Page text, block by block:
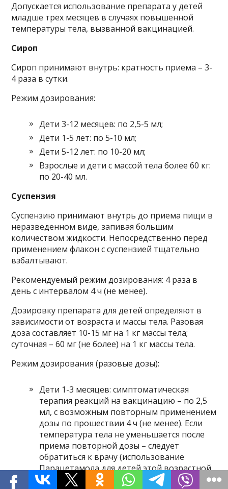
Допускается использование препарата у детей
младше трех месяцев в случаях повышенной
температуры тела, вызванной вакцинацией.
Сироп
Сироп принимают внутрь: кратность приема – 3-
4 раза в сутки.
Режим дозирования:
Дети 3-12 месяцев: по 2,5-5 мл;
Дети 1-5 лет: по 5-10 мл;
Дети 5-12 лет: по 10-20 мл;
Взрослые и дети с массой тела более 60 кг:
по 20-40 мл.
Суспензия
Суспензию принимают внутрь до приема пищи в
неразведенном виде, запивая большим
количеством жидкости. Непосредственно перед
применением флакон с суспензией тщательно
взбалтывают.
Рекомендуемый режим дозирования: 4 раза в
день с интервалом 4 ч (не менее).
Дозировку препарата для детей определяют в
зависимости от возраста и массы тела. Разовая
доза составляет 10-15 мг на 1 кг массы тела;
суточная – 60 мг (не более) на 1 кг массы тела.
Режим дозирования (разовые дозы):
Дети 1-3 месяцев: симптоматическая
терапия реакций на вакцинацию – по 2,5
мл, с возможным повторным применением
дозы по прошествии 4 ч (не менее). Если
температура тела не уменьшается после
приема повторной дозы – следует
обратиться к врачу (использование
Парацетамола для детей этой возрастной
группы возможно только под